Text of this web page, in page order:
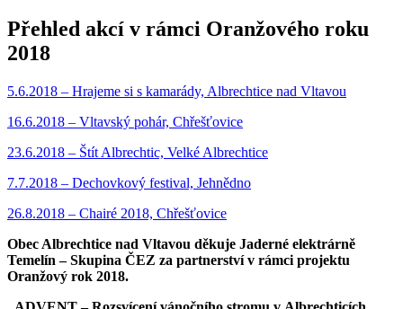
Přehled akcí v rámci Oranžového roku
2018
5.6.2018 – Hrajeme si s kamarády, Albrechtice nad Vltavou
16.6.2018 – Vltavský pohár, Chřešťovice
23.6.2018 – Štít Albrechtic, Velké Albrechtice
7.7.2018 – Dechovkový festival, Jehnědno
26.8.2018 – Chairé 2018, Chřešťovice
Obec Albrechtice nad Vltavou děkuje Jaderné elektrárně
Temelín – Skupina ČEZ za partnerství v rámci projektu
Oranžový rok 2018.